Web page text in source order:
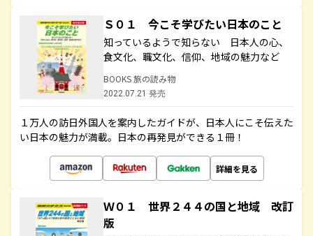
Ｓ０１ 今こそ学びたい日本のこと
知っているようで知らない 日本人の心、
食文化、職文化、信仰、地域の魅力など
BOOKS 旅の読み物
2022.07.21 発売
１万人の訪日外国人を案内したガイドが、日本人にこそ伝えた
い日本の魅力が満載。日本の再発見ができる１冊！
詳細を見る
Ｗ０１ 世界２４４の国と地域 改訂
版